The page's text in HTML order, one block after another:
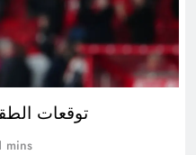
توقعات
mins